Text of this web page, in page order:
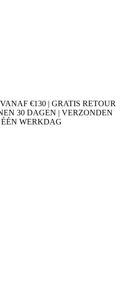
€130 | GRATIS RETOUR
30 DAGEN | VERZONDEN
WERKDAG